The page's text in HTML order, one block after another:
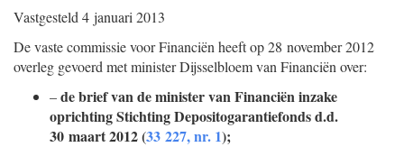
Vastgesteld 4 januari 2013
De vaste commissie voor Financiën heeft op 28 november 2012
overleg gevoerd met minister Dijsselbloem van Financiën over:
–de brief van de minister van Financiën inzake
oprichting Stichting Depositogarantiefonds d.d.
30 maart 2012 (33 227, nr. 1);